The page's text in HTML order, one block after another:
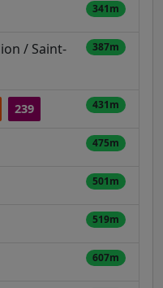
341m
/ Saint-
387m
239 431m
475m
501m
519m
607m